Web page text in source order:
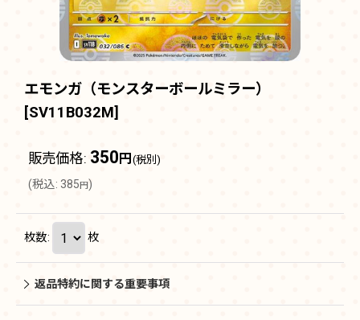
エモンガ（モンスターボールミラー）
[SV11B032M]
販売価格: 350 円 (税別)
(税込: 385 円)
枚数: 枚
返品特約に関する重要事項